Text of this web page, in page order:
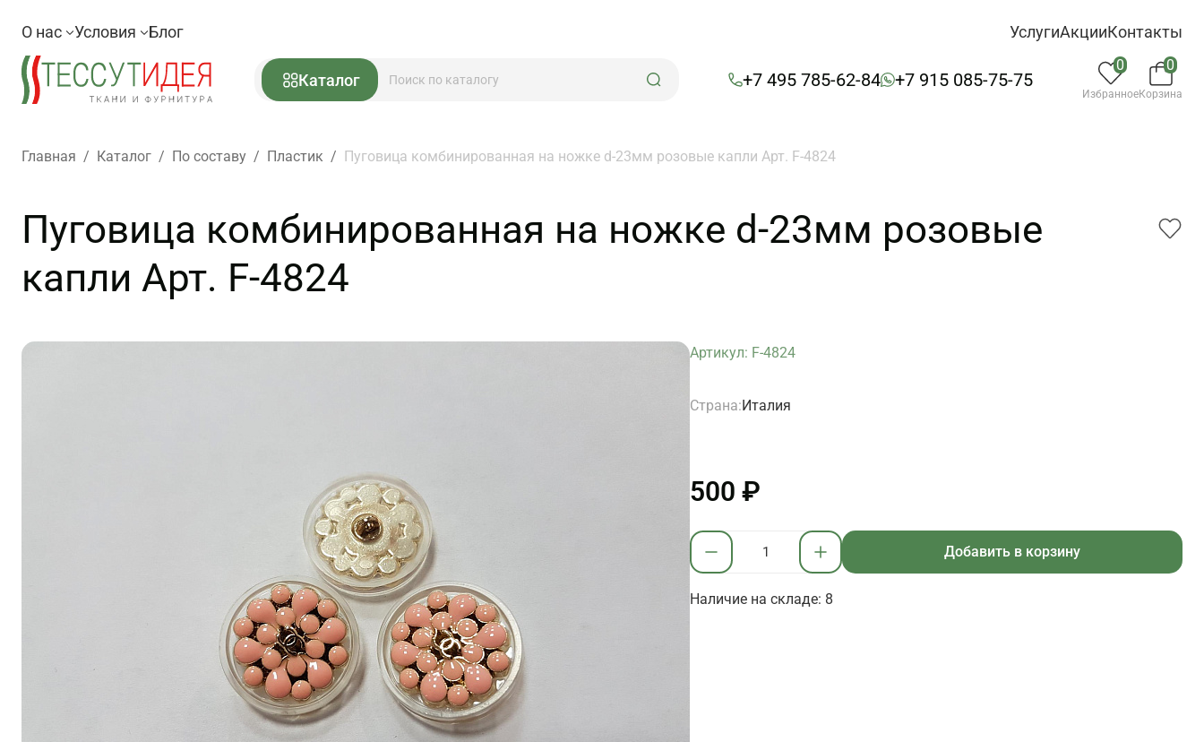
О нас Условия Блог УслугиАкцииКонтакты
Каталог +7 495 785-62-84 +7 915 085-75-75
0
Избранное
0
Корзина
Главная / Каталог / По составу / Пластик / Пуговица комбинированная на ножке d-23мм розовые капли Арт. F-4824
Пуговица комбинированная на ножке d-23мм розовые
капли Арт. F-4824
Артикул: F-4824
Страна:Италия
500 ₽
Добавить в корзину
Наличие на складе: 8